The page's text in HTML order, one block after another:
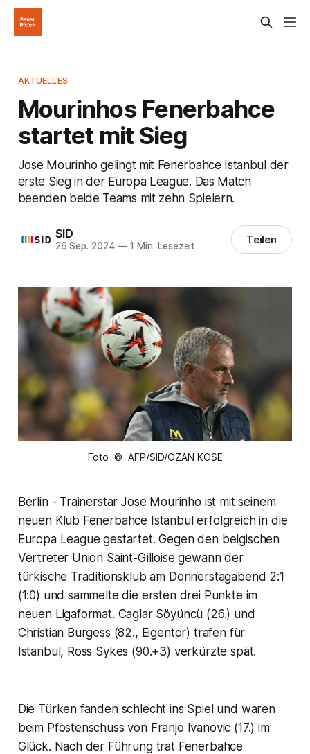
AKTUELLES
Mourinhos Fenerbahce
startet mit Sieg
Jose Mourinho gelingt mit Fenerbahce Istanbul der
erste Sieg in der Europa League. Das Match
beenden beide Teams mit zehn Spielern.
SID
26 Sep. 2024 —1 Min. Lesezeit Teilen
Foto © AFP/SID/OZAN KOSE
Berlin - Trainerstar Jose Mourinho ist mit seinem
neuen Klub Fenerbahce Istanbul erfolgreich in die
Europa League gestartet. Gegen den belgischen
Vertreter Union Saint-Gilloise gewann der
türkische Traditionsklub am Donnerstagabend 2:1
(1:0) und sammelte die ersten drei Punkte im
neuen Ligaformat. Caglar Söyüncü (26.) und
Christian Burgess (82., Eigentor) trafen für
Istanbul, Ross Sykes (90.+3) verkürzte spät.
Die Türken fanden schlecht ins Spiel und waren
beim Pfostenschuss von Franjo Ivanovic (17.) im
Glück. Nach der Führung trat Fenerbahce